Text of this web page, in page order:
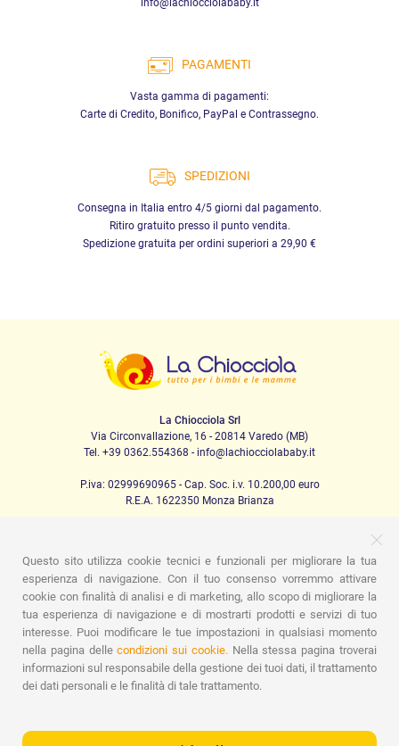
info@lachiocciolababy.it
PAGAMENTI
Vasta gamma di pagamenti:
Carte di Credito, Bonifico, PayPal e Contrassegno.
SPEDIZIONI
Consegna in Italia entro 4/5 giorni dal pagamento.
Ritiro gratuito presso il punto vendita.
Spedizione gratuita per ordini superiori a 29,90 €
La Chiocciola Srl
Via Circonvallazione, 16 - 20814 Varedo (MB)
Tel. +39 0362.554368 - info@lachiocciolababy.it
P.iva: 02999690965 - Cap. Soc. i.v. 10.200,00 euro
R.E.A. 1622350 Monza Brianza
PRODOTTI
Passeggio
Seggiolini Auto A casa Pappa
Nanna
Igiene
Mamma e bebè Abbigliamento Gioco
Gift card
Kit baby set
Idee regalo Camerette
Promozioni
Promozioni
Marchi
ASSISTENZA
Questo sito utilizza cookie tecnici e funzionali per migliorare la tua
esperienza di navigazione. Con il tuo consenso vorremmo attivare
cookie con finalità di analisi e di marketing, allo scopo di migliorare la
tua esperienza di navigazione e di mostrarti prodotti e servizi di tuo
interesse. Puoi modificare le tue impostazioni in qualsiasi momento
nella pagina dellecondizioni sui cookie.Nella stessa pagina troverai
informazioni sul responsabile della gestione dei tuoi dati, il trattamento
dei dati personali e le finalità di tale trattamento.